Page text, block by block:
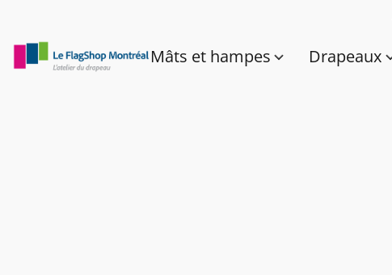
Mâts et hampes Drapeaux